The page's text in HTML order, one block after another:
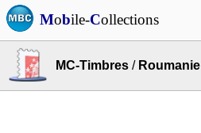
Mobile-Collections
MC-Timbres / Roumanie